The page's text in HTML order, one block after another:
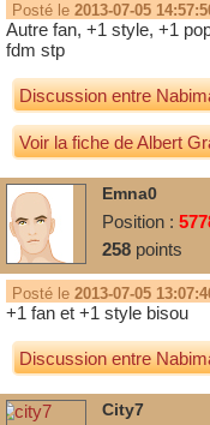
Posté le 2013-07-05
Autre fan, +1 style, +1
fdm stp
Discussion entre
Voir la fiche de Albert
Emna0
Position :
258 points
Posté le 2013-07-05
+1 fan et +1 style bisou
Discussion entre
City7